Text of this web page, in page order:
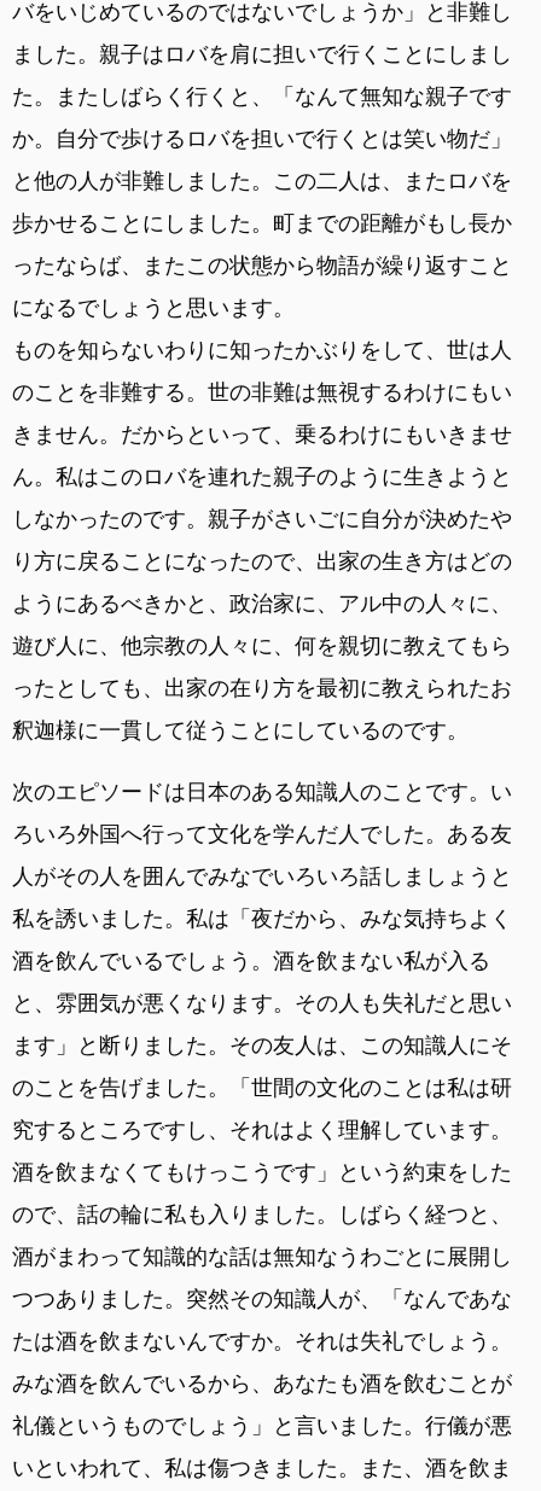
バをいじめているのではないでしょうか」と非難し
ました。親子はロバを肩に担いで行くことにしまし
た。またしばらく行くと、「なんて無知な親子です
か。自分で歩けるロバを担いで行くとは笑い物だ」
と他の人が非難しました。この二人は、またロバを
歩かせることにしました。町までの距離がもし長か
ったならば、またこの状態から物語が繰り返すこと
になるでしょうと思います。
ものを知らないわりに知ったかぶりをして、世は人
のことを非難する。世の非難は無視するわけにもい
きません。だからといって、乗るわけにもいきませ
ん。私はこのロバを連れた親子のように生きようと
しなかったのです。親子がさいごに自分が決めたや
り方に戻ることになったので、出家の生き方はどの
ようにあるべきかと、政治家に、アル中の人々に、
遊び人に、他宗教の人々に、何を親切に教えてもら
ったとしても、出家の在り方を最初に教えられたお
釈迦様に一貫して従うことにしているのです。
次のエピソードは日本のある知識人のことです。い
ろいろ外国へ行って文化を学んだ人でした。ある友
人がその人を囲んでみなでいろいろ話しましょうと
私を誘いました。私は「夜だから、みな気持ちよく
酒を飲んでいるでしょう。酒を飲まない私が入る
と、雰囲気が悪くなります。その人も失礼だと思い
ます」と断りました。その友人は、この知識人にそ
のことを告げました。「世間の文化のことは私は研
究するところですし、それはよく理解しています。
酒を飲まなくてもけっこうです」という約束をした
ので、話の輪に私も入りました。しばらく経つと、
酒がまわって知識的な話は無知なうわごとに展開し
つつありました。突然その知識人が、「なんであな
たは酒を飲まないんですか。それは失礼でしょう。
みな酒を飲んでいるから、あなたも酒を飲むことが
礼儀というものでしょう」と言いました。行儀が悪
いといわれて、私は傷つきました。また、酒を飲ま